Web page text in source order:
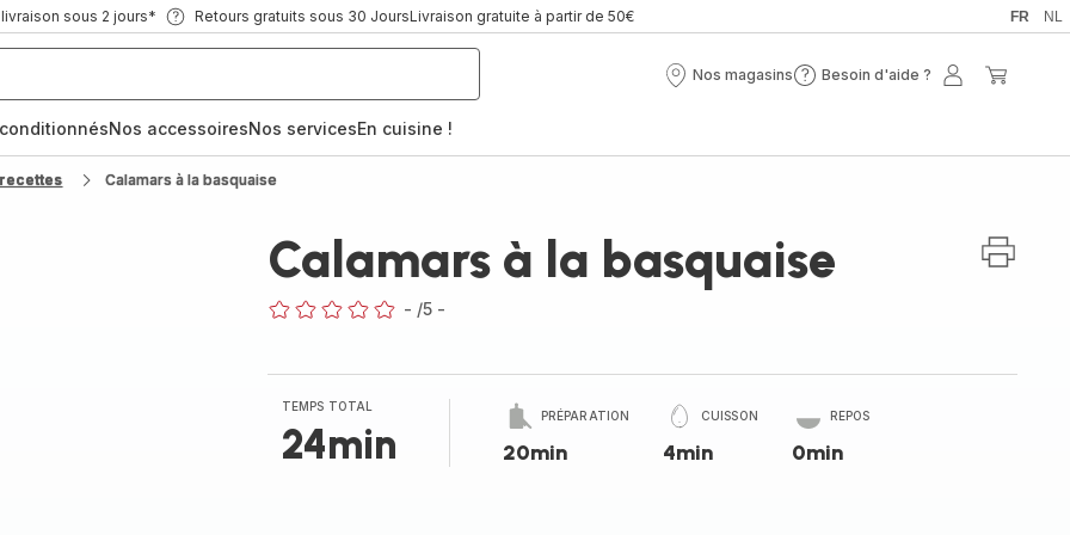
sous 2 jours* Retours gratuits sous 30 JoursLivraison gratuite à partir de 50€ FR NL
Nos magasins
Nos
Besoin d'aide ?
Besoin
Mon
Nos accessoiresNos servicesEn cuisine !
Calamars à la basquaise
Calamars à la basquaise
- /5 -
TEMPS TOTAL
24min
PRÉPARATION
20min
CUISSON
4min
REPOS
0min